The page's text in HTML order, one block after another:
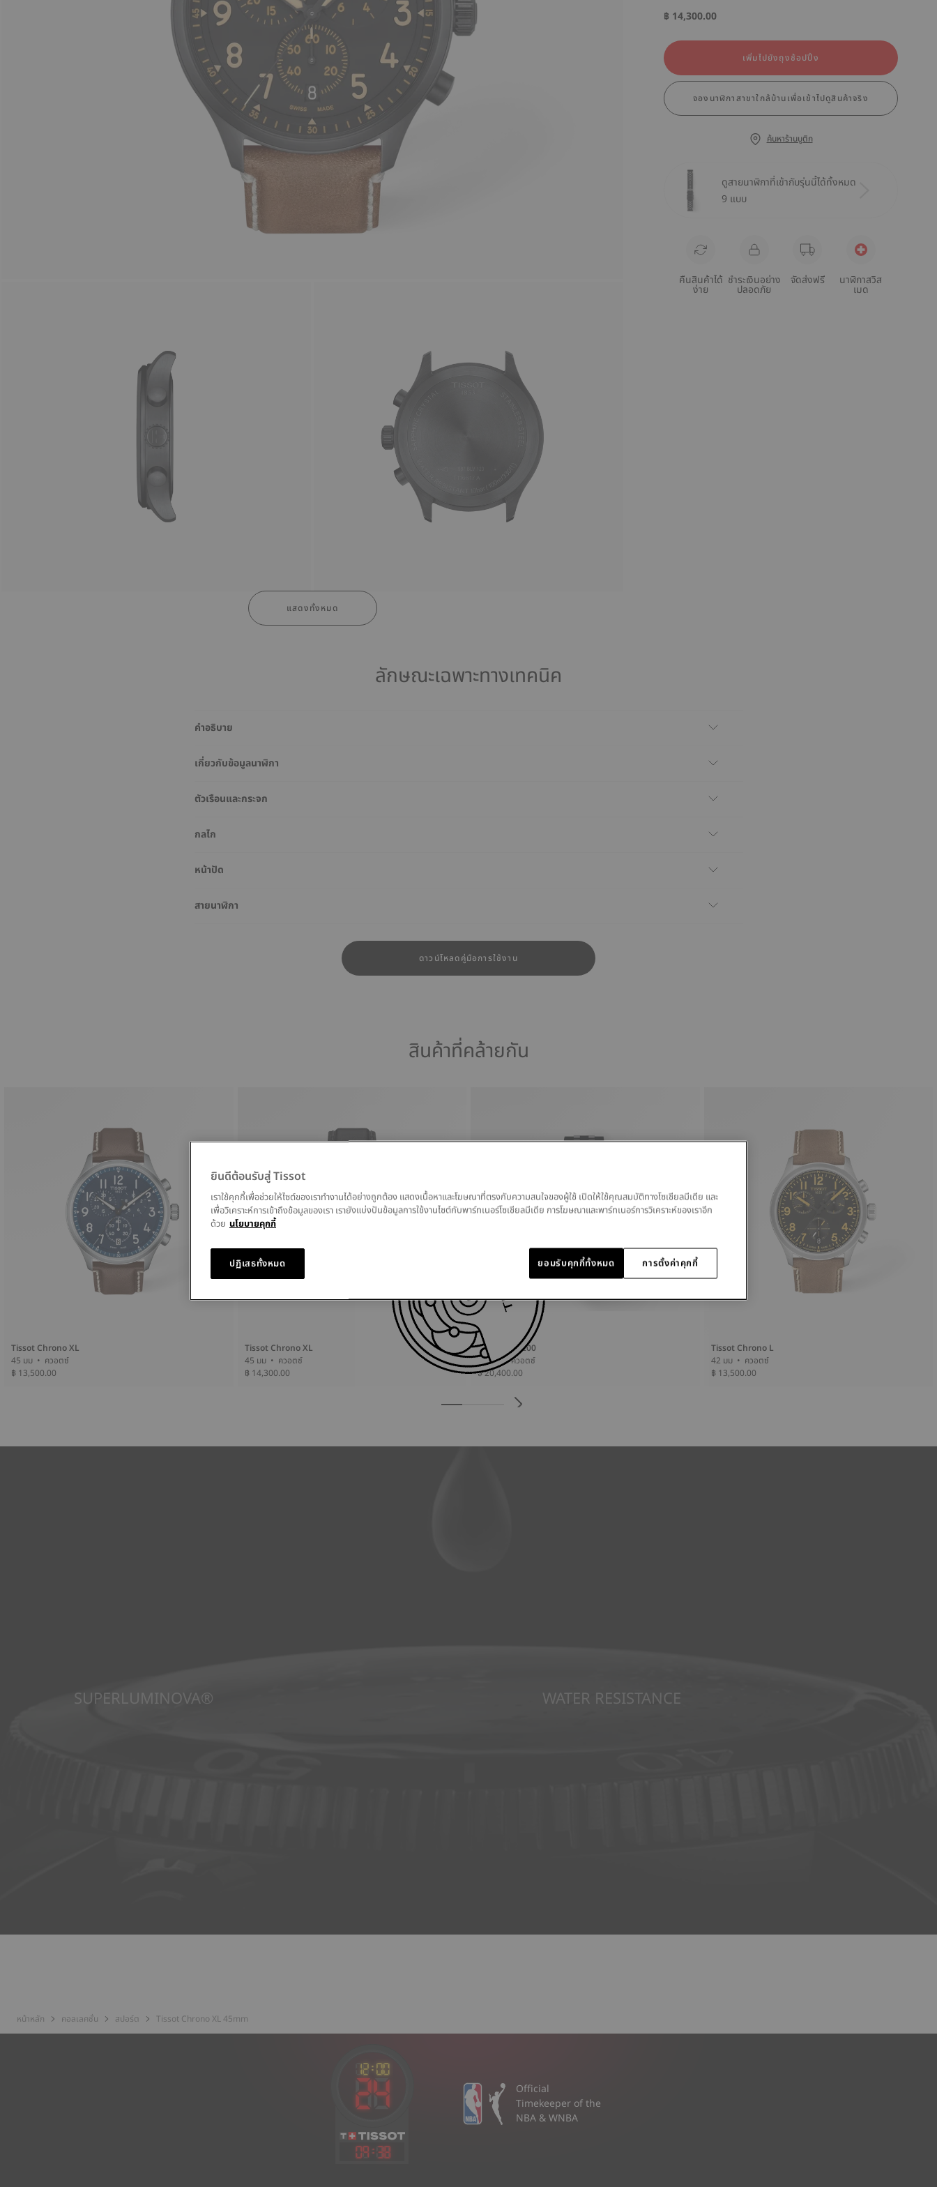
แสดงทั้งหมด
฿ 14,300.00
เพิ่มไปยังถุงช้อปปิ้ง
จองนาฬิกาสาขาใกล้บ้านเพื่อเข้าไปดูสินค้าจริง
ค้นหาร้านบูติก
ดูสายนาฬิกาที่เข้ากับรุ่นนี้ได้ทั้งหมด
9 แบบ
คืนสินค้าได้
ง่าย
ชำระเงินอย่าง
ปลอดภัย
จัดส่งฟรี นาฬิกาสวิส
เมด
ลักษณะเฉพาะทางเทคนิค
คำอธิบาย
เกี่ยวกับข้อมูลนาฬิกา
ตัวเรือนและกระจก
กลไก
หน้าปัด
สายนาฬิกา
ดาวน์โหลดคู่มือการใช้งาน
สินค้าที่คล้ายกัน
Tissot Chrono XL
45 มม • ควอตซ์
฿ 13,500.00
Tissot Chrono XL
45 มม • ควอตซ์
฿ 14,300.00
Tissot PRC 200
43 มม • ควอตซ์
฿ 20,400.00
Tissot Chrono L
42 มม • ควอตซ์
฿ 13,500.00
SUPERLUMINOVA® WATER RESISTANCE
หน้าหลัก คอลเลคชั่น สปอร์ต Tissot Chrono XL 45mm
09: 38
Official
Timekeeper of the
NBA & WNBA
ยินดีต้อนรับสู่ Tissot
เราใช้คุกกี้เพื่อช่วยให้ไซต์ของเราทำงานได้อย่างถูกต้อง แสดงเนื้อหาและโฆษณาที่ตรงกับความสนใจของผู้ใช้ เปิดให้ใช้คุณสมบัติทางโซเชียลมีเดีย และ
เพื่อวิเคราะห์การเข้าถึงข้อมูลของเรา เรายังแบ่งปันข้อมูลการใช้งานไซต์กับพาร์ทเนอร์โซเชียลมีเดีย การโฆษณาและพาร์ทเนอร์การวิเคราะห์ของเราอีก
ด้วย นโยบายคุกกี้
การตั้งค่าคุกกี้
ปฏิเสธทั้งหมด ยอมรับคุกกี้ทั้งหมด